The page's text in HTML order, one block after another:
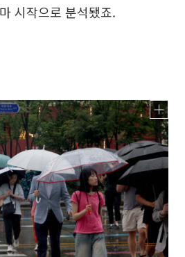
시작으로 분석됐죠.